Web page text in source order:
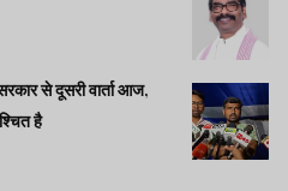
से दूसरी वार्ता आज,
निश्चित है